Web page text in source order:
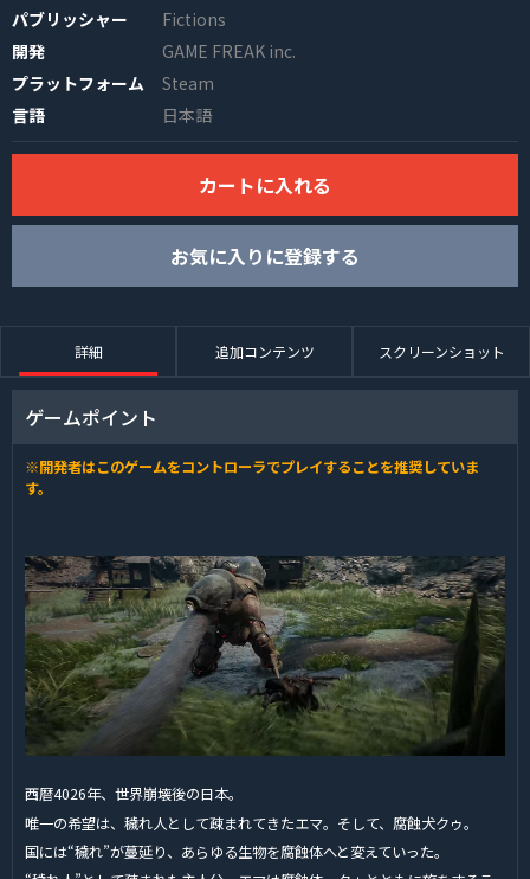
パブリッシャー
Fictions
開発
GAME FREAK inc.
プラットフォーム
Steam
言語
日本語
カートに入れる
お気に入りに登録する
詳細 追加コンテンツ スクリーンショット
ゲームポイント
※開発者はこのゲームをコントローラでプレイすることを推奨していま
す。
西暦4026年、世界崩壊後の日本。
唯一の希望は、穢れ人として疎まれてきたエマ。そして、腐蝕犬クゥ。
国には“穢れ”が蔓延り、あらゆる生物を腐蝕体へと変えていった。